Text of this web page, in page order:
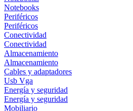
Notebooks
Periféricos
Periféricos
Conectividad
Conectividad
Almacenamiento
Almacenamiento
Cables y adaptadores
Usb Vga
Energía y seguridad
Energía y seguridad
Mobiliario